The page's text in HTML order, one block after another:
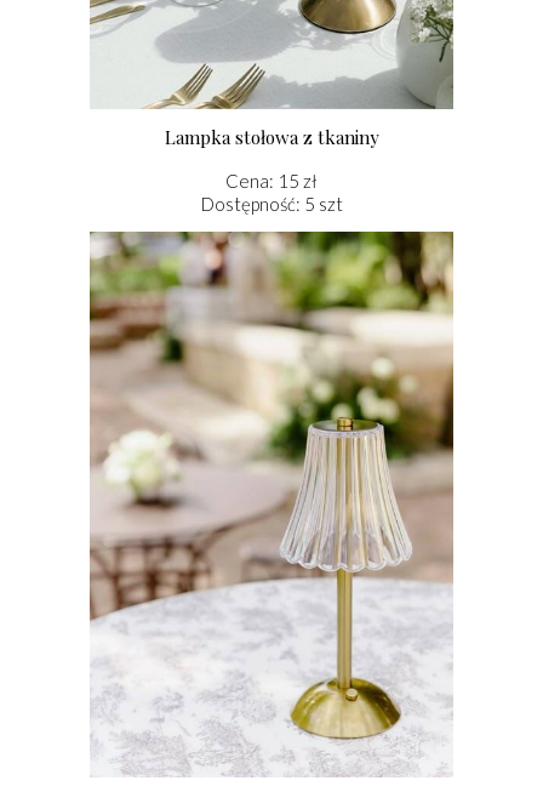
Cena: 15 zł
Dostępność: 5 szt
Lampka stołowa z tkaniny